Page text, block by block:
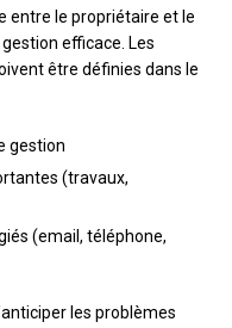
entre le propriétaire et le
efficace. Les
être définies dans le
gestion
(travaux,
(email, téléphone,
les problèmes